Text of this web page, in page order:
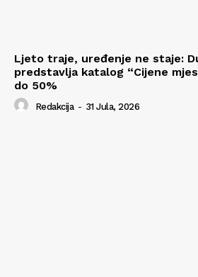
Ljeto traje, uređenje ne staje:
predstavlja katalog “Cijene
do 50%
Redakcija - 31 Jula, 2026